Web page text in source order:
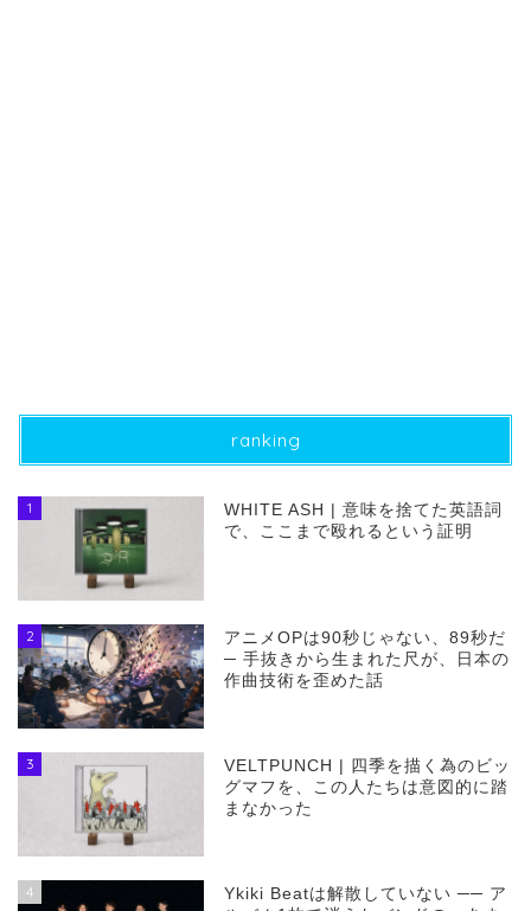
ranking
1
WHITE ASH | 意味を捨てた英語詞
で、ここまで殴れるという証明
2
アニメOPは90秒じゃない、89秒だ
─ 手抜きから生まれた尺が、日本の
作曲技術を歪めた話
3
VELTPUNCH | 四季を描く為のビッ
グマフを、この人たちは意図的に踏
まなかった
4
Ykiki Beatは解散していない ── ア